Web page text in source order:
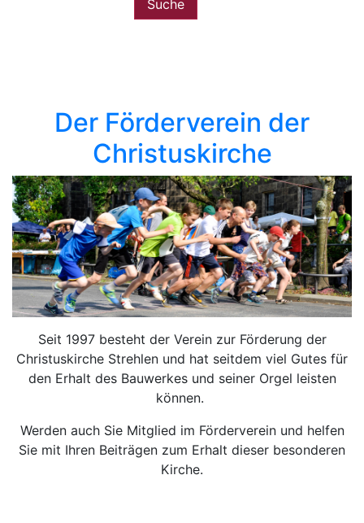
Der Förderverein der
Christuskirche
Seit 1997 besteht der Verein zur Förderung der
Christuskirche Strehlen und hat seitdem viel Gutes für
den Erhalt des Bauwerkes und seiner Orgel leisten
können.
Werden auch Sie Mitglied im Förderverein und helfen
Sie mit Ihren Beiträgen zum Erhalt dieser besonderen
Kirche.